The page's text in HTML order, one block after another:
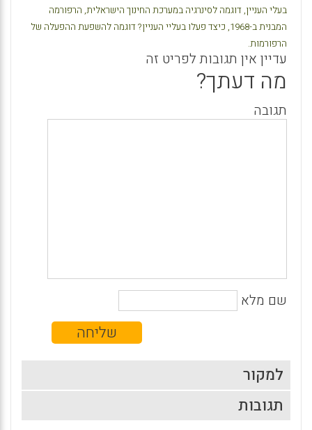
בעלי העניין,דוגמה לסינרגיה במערכת החינוך הישראלית, הרפורמה
המבנית ב-1968
, כיצד פעלו בעליי העניין? דוגמה להשפעת ההפעלה של
הרפורמות.
עדיין אין תגובות לפריט זה
מה דעתך?
תגובה
שם מלא
למקור
תגובות